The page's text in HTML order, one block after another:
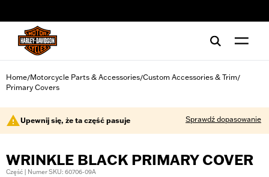
Home/Motorcycle Parts & Accessories/Custom Accessories & Trim/
Primary Covers
Upewnij się, że ta część pasuje Sprawdź dopasowanie
WRINKLE BLACK PRIMARY COVER
Część | Numer SKU: 60706-09A